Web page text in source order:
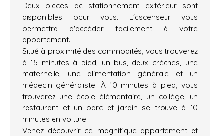
Deux places de stationnement extérieur sont
disponibles pour vous. L'ascenseur vous
permettra d'accéder facilement à votre
appartement.
Situé à proximité des commodités, vous trouverez
à 15 minutes à pied, un bus, deux crèches, une
maternelle, une alimentation générale et un
médecin généraliste. À 10 minutes à pied, vous
trouverez une école élémentaire, un collège, un
restaurant et un parc et jardin se trouve à 10
minutes en voiture.
Venez découvrir ce magnifique appartement et